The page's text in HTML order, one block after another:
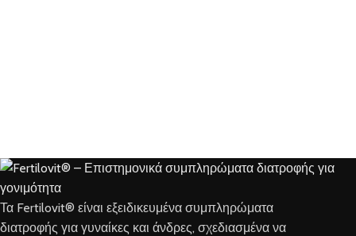
Τα Fertilovit® είναι εξειδικευμένα συμπληρώματα
διατροφής για γυναίκες και άνδρες, σχεδιασμένα να